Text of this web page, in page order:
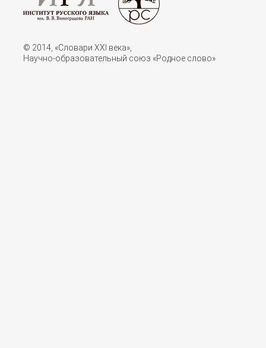
© 2014, «Словари XXI векa»,
Научно-образовательный союз «Родное слово»